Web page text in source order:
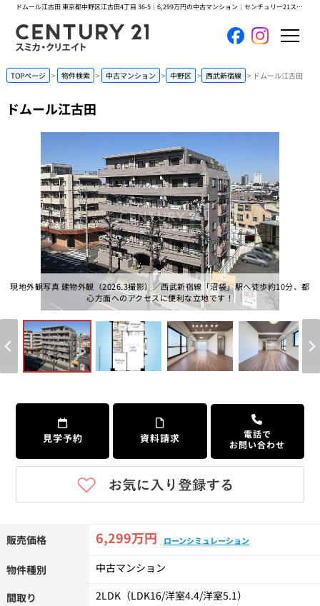
ドムール江古田 東京都中野区江古田4丁目 36-5｜6,299万円の中古マンション｜センチュリー21スミカ・クリエイト
ホーム
買いたい
売りたい
コンテンツ
採用情報
会員メニュー
個人情報保護の取扱い 会員規約 サイトマップ
TOPページ 物件検索 中古マンション 中野区 西武新宿線 ドムール江古田
ドムール江古田
現地外観写真 建物外観（2026.3撮影）／西武新宿線「沼袋」駅へ徒歩約10分、都
心方面へのアクセスに便利な立地です！
見学予約 資料請求
電話で
お問い合わせ
販売価格 6,299万円 ローンシミュレーション
物件種別 中古マンション
間取り 2LDK（LDK16/洋室4.4/洋室5.1）